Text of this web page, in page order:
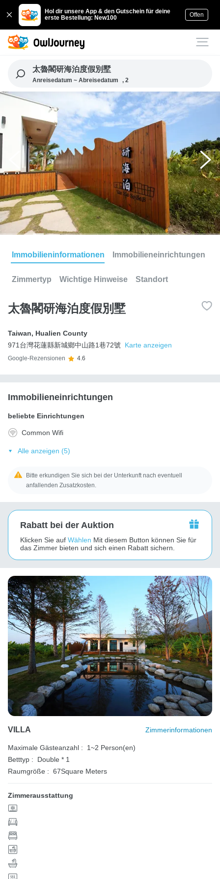
Hol dir unsere App & den Gutschein für deine
erste Bestellung: New100
Offen
太魯閣研海泊度假別墅
Anreisedatum ~ Abreisedatum , 2
Immobilieninformationen Immobilieneinrichtungen
Zimmertyp Wichtige Hinweise Standort
太魯閣研海泊度假別墅
Taiwan, Hualien County
971台灣花蓮縣新城鄉中山路1巷72號
Karte anzeigen
Google-Rezensionen 4.6
Immobilieneinrichtungen
beliebte Einrichtungen
Common Wifi
Alle anzeigen (5)
Bitte erkundigen Sie sich bei der Unterkunft nach eventuell
anfallenden Zusatzkosten.
Rabatt bei der Auktion
Klicken Sie auf Wählen Mit diesem Button können Sie für
das Zimmer bieten und sich einen Rabatt sichern.
VILLA Zimmerinformationen
Maximale Gästeanzahl :
1~2 Person(en)
Betttyp :
Double * 1
Raumgröße : 67Square Meters
Zimmerausstattung